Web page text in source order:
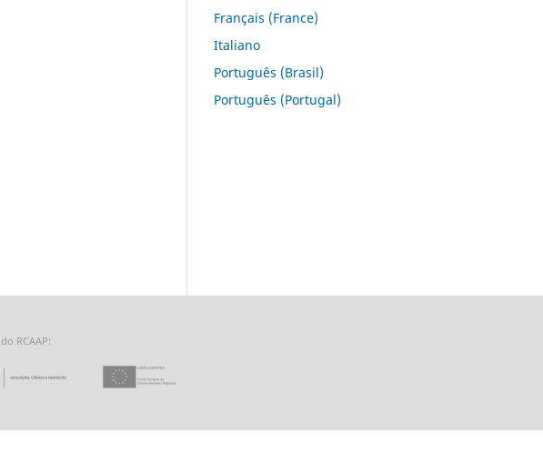
Français (France)
Italiano
Português (Brasil)
Português (Portugal)
Científica Nacional
RCAAP:
República Portuguesa · Ministério da Ciência, Tecnologia e Ensino